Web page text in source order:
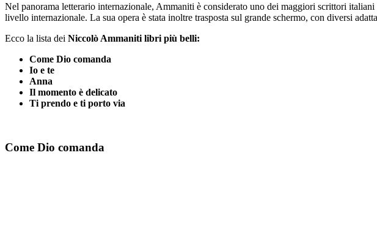
Nel panorama letterario internazionale, Ammaniti è considerato uno dei maggiori scrittori
livello internazionale. La sua opera è stata inoltre trasposta sul grande schermo, con diversi
Ecco la lista dei Niccolò Ammaniti libri più belli:
Come Dio comanda
Io e te
Anna
Il momento è delicato
Ti prendo e ti porto via
Come Dio comanda